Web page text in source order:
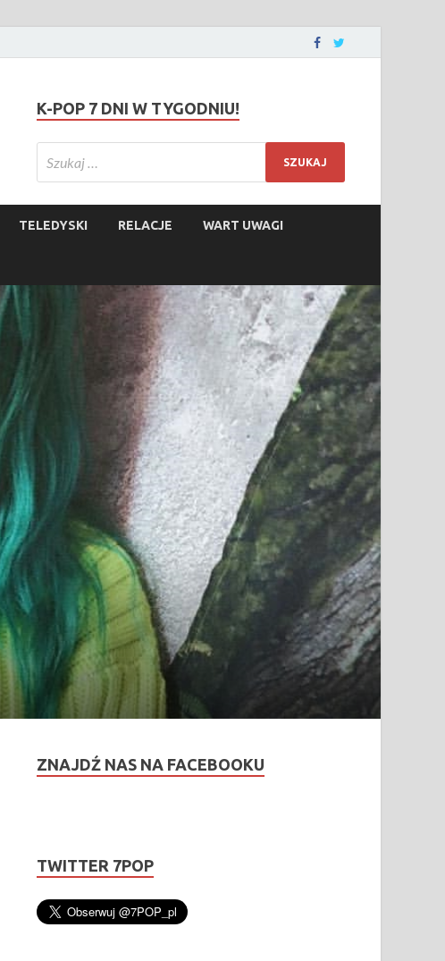
K-POP 7 DNI W TYGODNIU!
TELEDYSKI RELACJE WART UWAGI
ZNAJDŹ NAS NA FACEBOOKU
TWITTER 7POP